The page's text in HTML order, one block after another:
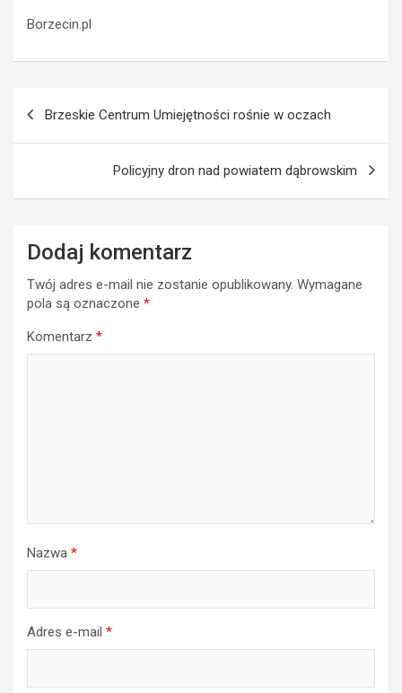
Borzecin.pl
Brzeskie Centrum Umiejętności rośnie w oczach
Policyjny dron nad powiatem dąbrowskim
Dodaj komentarz
Twój adres e-mail nie zostanie opublikowany. Wymagane
pola są oznaczone *
Komentarz *
Nazwa *
Adres e-mail *